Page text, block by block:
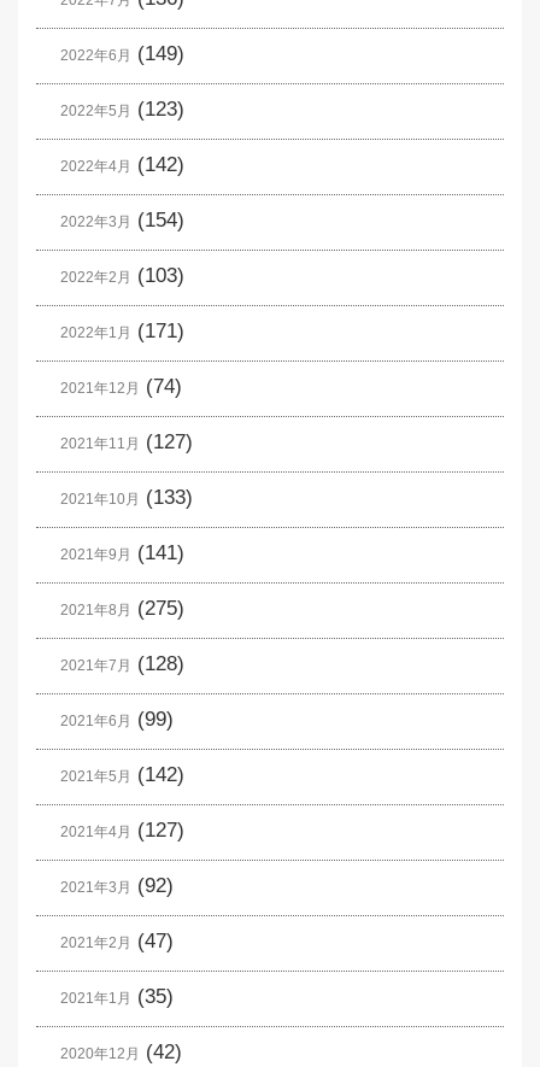
2022年6月 (149)
2022年5月 (123)
2022年4月 (142)
2022年3月 (154)
2022年2月 (103)
2022年1月 (171)
2021年12月 (74)
2021年11月 (127)
2021年10月 (133)
2021年9月 (141)
2021年8月 (275)
2021年7月 (128)
2021年6月 (99)
2021年5月 (142)
2021年4月 (127)
2021年3月 (92)
2021年2月 (47)
2021年1月 (35)
2020年12月 (42)